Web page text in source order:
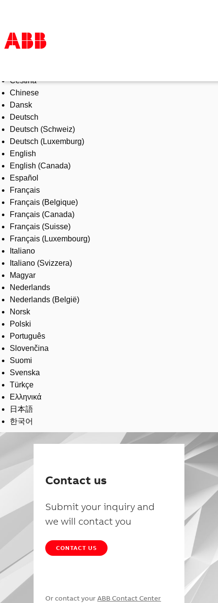
Products & Solutions
Industries
Services
About us
Where to buy
Contact us
Careers
Čeština
Chinese
Dansk
Deutsch
Deutsch (Schweiz)
Deutsch (Luxemburg)
English
English (Canada)
Español
Français
Français (Belgique)
Français (Canada)
Français (Suisse)
Français (Luxembourg)
Italiano
Italiano (Svizzera)
Magyar
Nederlands
Nederlands (België)
Norsk
Polski
Português
Slovenčina
Suomi
Svenska
Türkçe
Ελληνικά
日本語
한국어
Contact us
Submit your inquiry and
we will contact you
CONTACT US
Or contact your ABB Contact Center